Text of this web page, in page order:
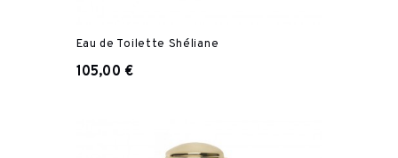
Eau de Toilette Shéliane
105,00 €